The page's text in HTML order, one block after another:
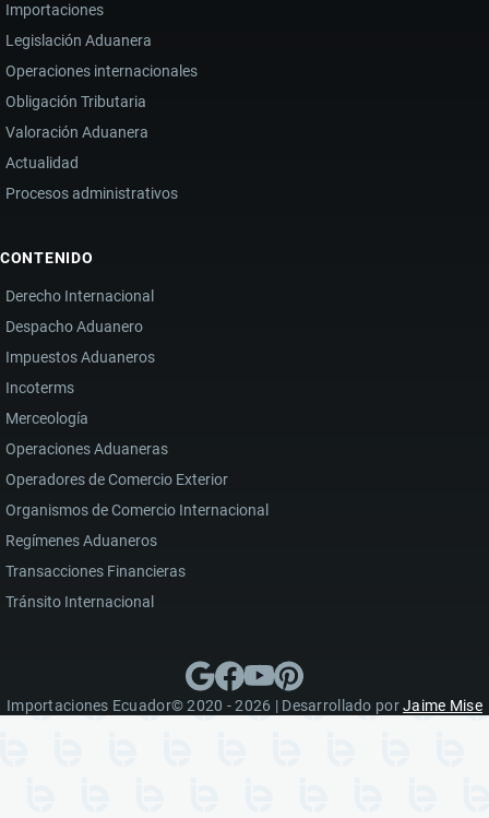
Importaciones
Legislación Aduanera
Operaciones internacionales
Obligación Tributaria
Valoración Aduanera
Actualidad
Procesos administrativos
CONTENIDO
Derecho Internacional
Despacho Aduanero
Impuestos Aduaneros
Incoterms
Merceología
Operaciones Aduaneras
Operadores de Comercio Exterior
Organismos de Comercio Internacional
Regímenes Aduaneros
Transacciones Financieras
Tránsito Internacional
Importaciones Ecuador© 2020 - 2026 | Desarrollado porJaime Mise